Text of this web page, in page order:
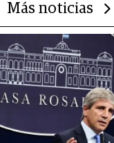
Más noticias